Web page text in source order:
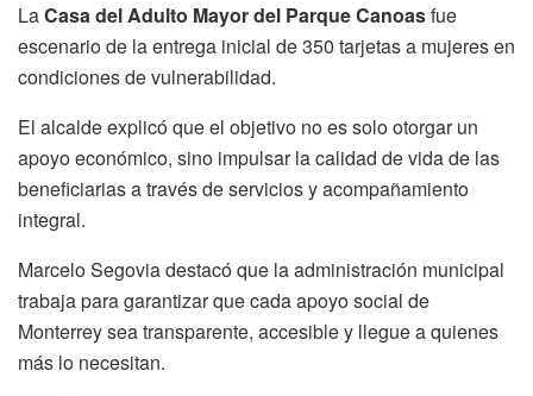
LaCasa del Adulto Mayor del Parque Canoasfue
escenario de la entrega inicial de 350 tarjetas a mujeres en
condiciones de vulnerabilidad.
El alcalde explicó que el objetivo no es solo otorgar un
apoyo económico, sino impulsar la calidad de vida de las
beneficiarias a través de servicios y acompañamiento
integral.
Marcelo Segovia destacó que la administración municipal
trabaja para garantizar que cada apoyo social de
Monterrey sea transparente, accesible y llegue a quienes
más lo necesitan.